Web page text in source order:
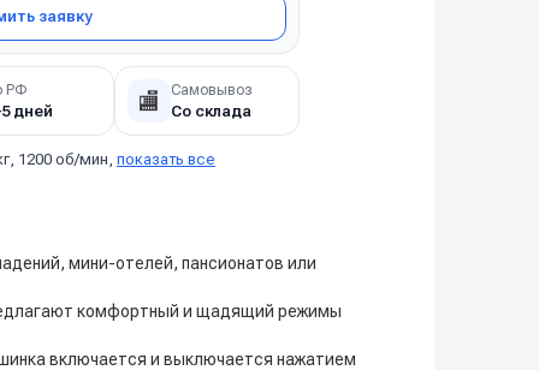
заявку
РФ
дней 🏬 Самовывоз
Со склада
1200 об/мин, показать все
мини-отелей, пансионатов или
комфортный и щадящий режимы
включается и выключается нажатием